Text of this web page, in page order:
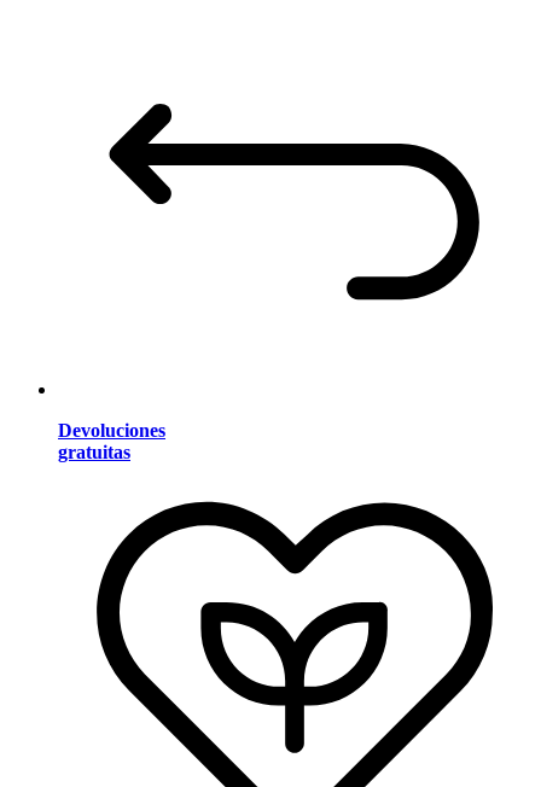
Devoluciones
gratuitas